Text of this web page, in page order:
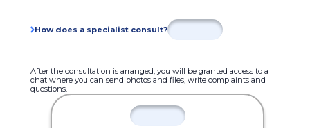
How does a specialist consult?
After the consultation is arranged, you will be granted access to a
chat where you can send photos and files, write complaints and
questions.